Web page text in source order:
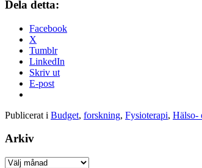
Dela detta:
Facebook
X
Tumblr
LinkedIn
Skriv ut
E-post
Publicerat i Budget, forskning, Fysioterapi, Hälso-
Arkiv
Arkiv